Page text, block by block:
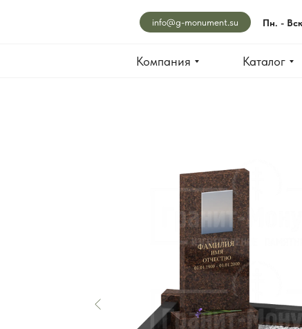
Каталог
Компания
info@g-monument.su Пн. -